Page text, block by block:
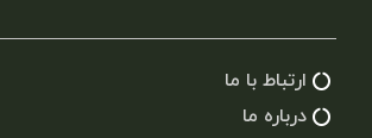
ارتباط با ما
درباره ما